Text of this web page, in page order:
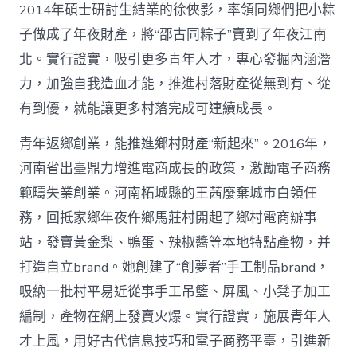
2014年碩士研討生結業的徐俠影，率領同鄉們把小粽
子做成了年夜財產，將“邵古同粽子”賣到了年夜江南
北。實行證實，吸引更多青年人才，專心發掘內涵潛
力，加強自我造血才能，推進村落財產從無到有、從
有到優，就能讓更多村落完成可連續成長。
青年返鄉創業，能推進鄉村財產“新起來”。2016年，
河南省出臺鼎力增進電商成長的政策，激勵電子商務
範疇失業創業。河南柘城縣的王茜廢棄城市白領任
務，回抵家鄉年夜仵鄉馬莊村開起了鄉村電商辦事
站，發賣黃金梨、鴨蛋、辣椒醬等本地特點產物，并
打造自立brand。她創建了“創夢者”手工制品brand，
吸納一批村平易近從事手工吊籃、屏風、小凳子加工
編制，產物在網上發賣火爆。實行證實，施展青年人
才上風，用好古代信息技巧和電子商務平臺，引進新